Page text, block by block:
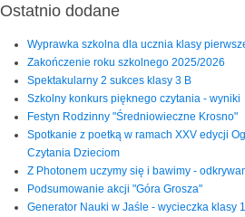
Ostatnio dodane
Wyprawka szkolna dla ucznia klasy
Zakończenie roku szkolnego 2025/2026
Spektakularny 2 sukces klasy 3 B
Szkolny konkurs pięknego czytania - wyniki
Festyn Rodzinny "Średniowieczne Krosno"
Spotkanie z poetką w ramach XXV edycji
Czytania Dzieciom
Z Photonem uczymy się i bawimy -
Podsumowanie akcji "Góra Grosza"
Generator Nauki w Jaśle - wycieczka klasy